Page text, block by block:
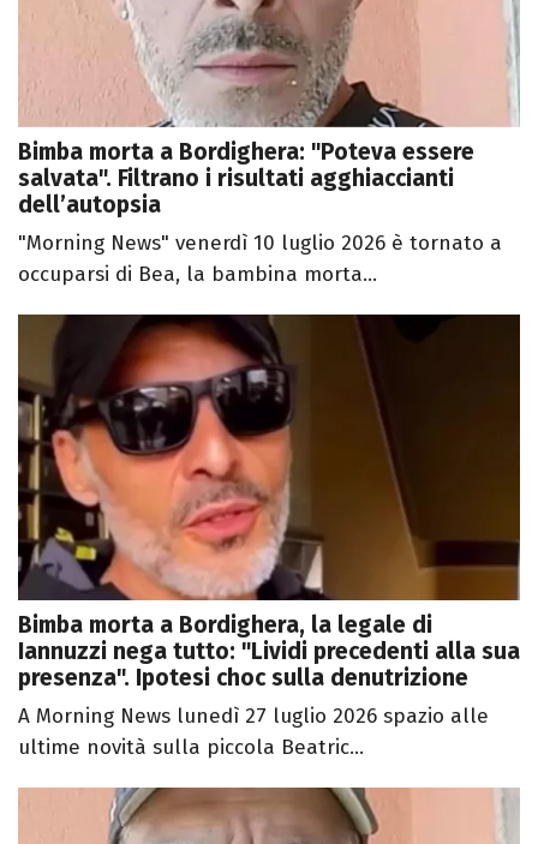
Bimba morta a Bordighera: "Poteva essere
salvata". Filtrano i risultati agghiaccianti
dell’autopsia
"Morning News" venerdì 10 luglio 2026 è tornato a
occuparsi di Bea, la bambina morta...
Bimba morta a Bordighera, la legale di
Iannuzzi nega tutto: "Lividi precedenti alla sua
presenza". Ipotesi choc sulla denutrizione
A Morning News lunedì 27 luglio 2026 spazio alle
ultime novità sulla piccola Beatric...